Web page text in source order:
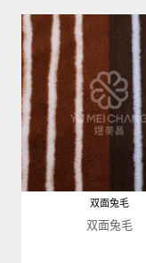
双面兔毛
双面兔毛